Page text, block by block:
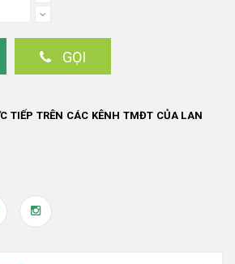
GỌI
TIẾP TRÊN CÁC KÊNH TMĐT CỦA LAN